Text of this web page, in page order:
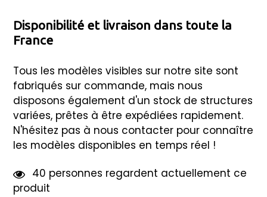
Disponibilité et livraison dans toute la
France
Tous les modèles visibles sur notre site sont
fabriqués sur commande, mais nous
disposons également d'un stock de structures
variées, prêtes à être expédiées rapidement.
N'hésitez pas à nous contacter pour connaître
les modèles disponibles en temps réel !
40 personnes regardent actuellement ce
produit